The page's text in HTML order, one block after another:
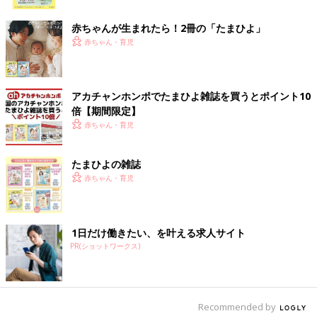
再発の治療が終わり、退院して5カ月たったころ。
「一乃も手術をしなければいけないことは理解していて、お医者
こともわかっていたはず」とみゆきさんは言います。そこで、ど
うすれば一乃さんが少しでも恐怖心を抱かずに手術に挑めるか、
一乃さん、先生・看護師さんとともに考えたのだそうです。
「一乃は『私が嫌だって言っても手術はしなきゃいけないんでし
ょ？ママとパパはもう手術するって決めてるんでしょ？』と投げ
やりな態度は変わりませんでしたが、『私を差し置いて話を進め
ないで』と、手術や麻酔科の説明も同席し、『麻酔科の先生は○○
先生がいい』と指名しました。また、術後の痛みへの不安がある
ことから、痛み止めを使える回数や間隔を質問。さらに、吸入麻
赤ちゃんが生まれたら！2冊の「たまひよ」
赤ちゃん・育児
アカチャンホンポでたまひよ雑誌を買うとポイント10
倍【期間限定】
赤ちゃん・育児
たまひよの雑誌
赤ちゃん・育児
1日だけ働きたい、を叶える求人サイト
PR(ショットワークス)
Recommended by